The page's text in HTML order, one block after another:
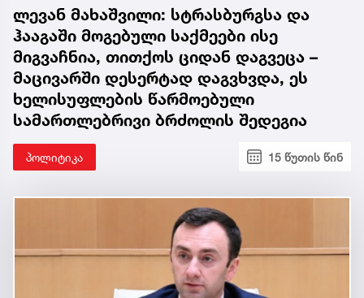
ლევან მახაშვილი: სტრასბურგსა და
ჰააგაში მოგებული საქმეები ისე
მიგვაჩნია, თითქოს ციდან დაგვეცა –
მაცივარში დესერტად დაგვხვდა, ეს
ხელისუფლების წარმოებული
სამართლებრივი ბრძოლის შედეგია
პოლიტიკა 15 წუთის წინ